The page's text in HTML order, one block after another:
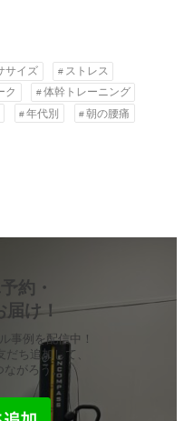
サイズ
ストレス
ク
体幹トレーニング
年代別
朝の腰痛
約・
届け！
事例を配信中！
ち追加して、
ながろう。